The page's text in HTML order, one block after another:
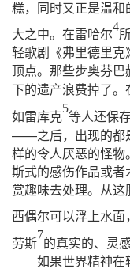
糕，同时又正是温和
大之中。在雷哈尔
4
轻歌剧《弗里德里克
顶点。那些步奥芬
下的遗产浪费掉了。
如雷库克
5
等人还保
——之后，出现的都
样的令人厌恶的怪物
斯式的感伤作品或者
赏趣味去处理。从
西偶尔可以浮上水面
劳斯
7
的真实的、灵
如果世界精神在